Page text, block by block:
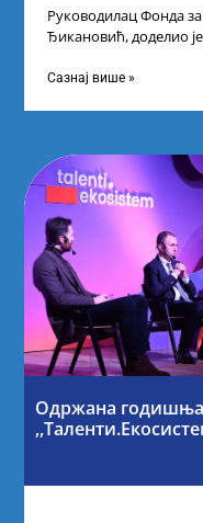
Руководилац Фонда
Ђикановић, доделио
технолошком парку
Сазнај више »
Одржана годишња